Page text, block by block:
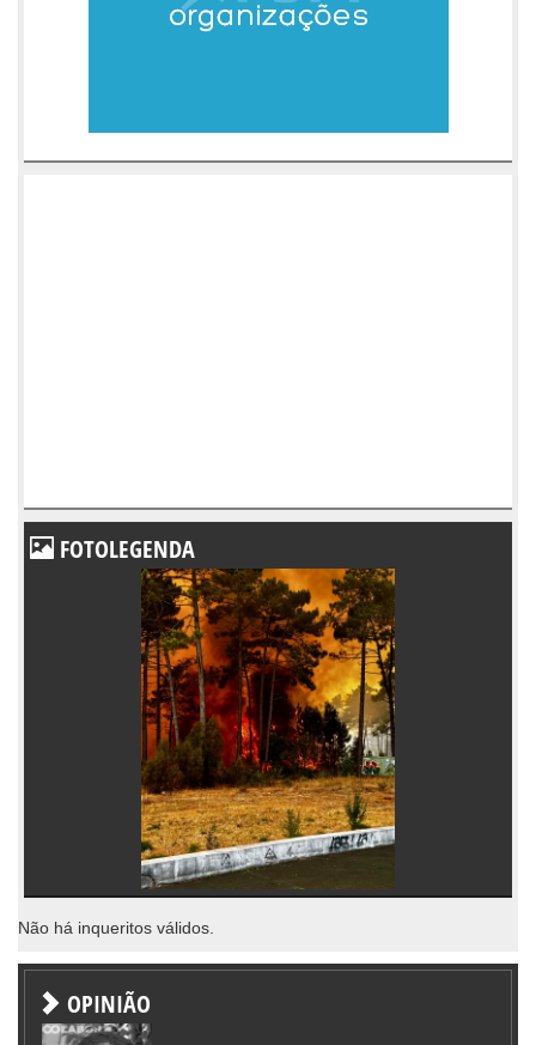
FOTOLEGENDA
Não há inqueritos válidos.
OPINIÃO